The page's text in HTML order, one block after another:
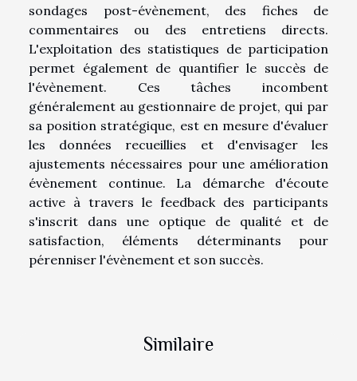
sondages post-évènement, des fiches de
commentaires ou des entretiens directs.
L'exploitation des statistiques de participation
permet également de quantifier le succès de
l'évènement. Ces tâches incombent
généralement au gestionnaire de projet, qui par
sa position stratégique, est en mesure d'évaluer
les données recueillies et d'envisager les
ajustements nécessaires pour une amélioration
évènement continue. La démarche d'écoute
active à travers le feedback des participants
s'inscrit dans une optique de qualité et de
satisfaction, éléments déterminants pour
pérenniser l'évènement et son succès.
Similaire